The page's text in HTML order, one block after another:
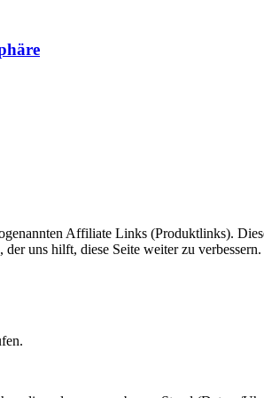
Affiliate Links (Produktlinks).
uns hilft, diese Seite weiter zu verbessern.